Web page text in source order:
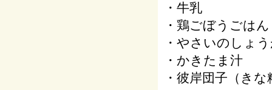
・牛乳
・鶏ごぼうごはん
・やさいのしょ
・かきたま汁
・彼岸団子（きな